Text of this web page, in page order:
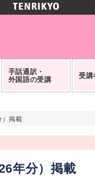
手話通訳・
外国語の受講
受講
）掲載
年分）掲載